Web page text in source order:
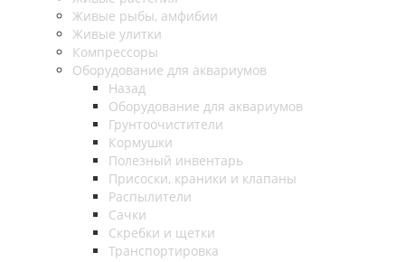
Живые рыбы, амфибии
Живые улитки
Компрессоры
Оборудование для аквариумов
Назад
Оборудование для аквариумов
Грунтоочистители
Кормушки
Полезный инвентарь
Присоски, краники и клапаны
Распылители
Сачки
Скребки и щетки
Транспортировка